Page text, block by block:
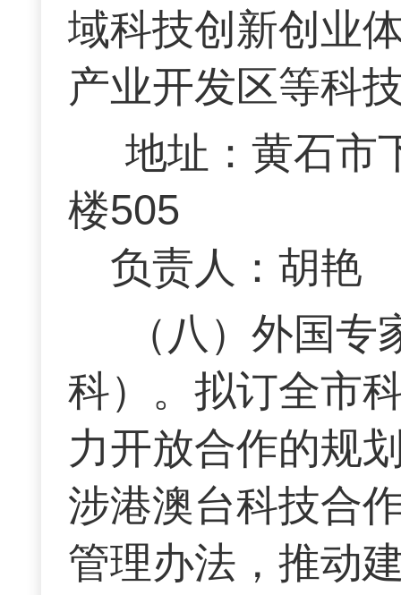
域科技创新创业
产业开发区等科
地址：黄石市
楼505 联
负责人：胡艳
（八）外国
科）。拟订全市
力开放合作的规
涉港澳台科技合
管理办法，推动